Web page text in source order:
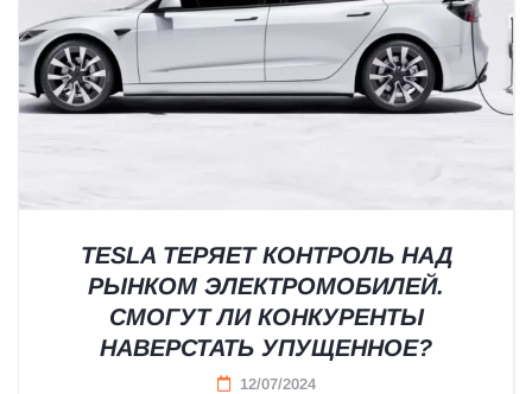
TESLA ТЕРЯЕТ КОНТРОЛЬ НАД
РЫНКОМ ЭЛЕКТРОМОБИЛЕЙ.
СМОГУТ ЛИ КОНКУРЕНТЫ
НАВЕРСТАТЬ УПУЩЕННОЕ?
12/07/2024